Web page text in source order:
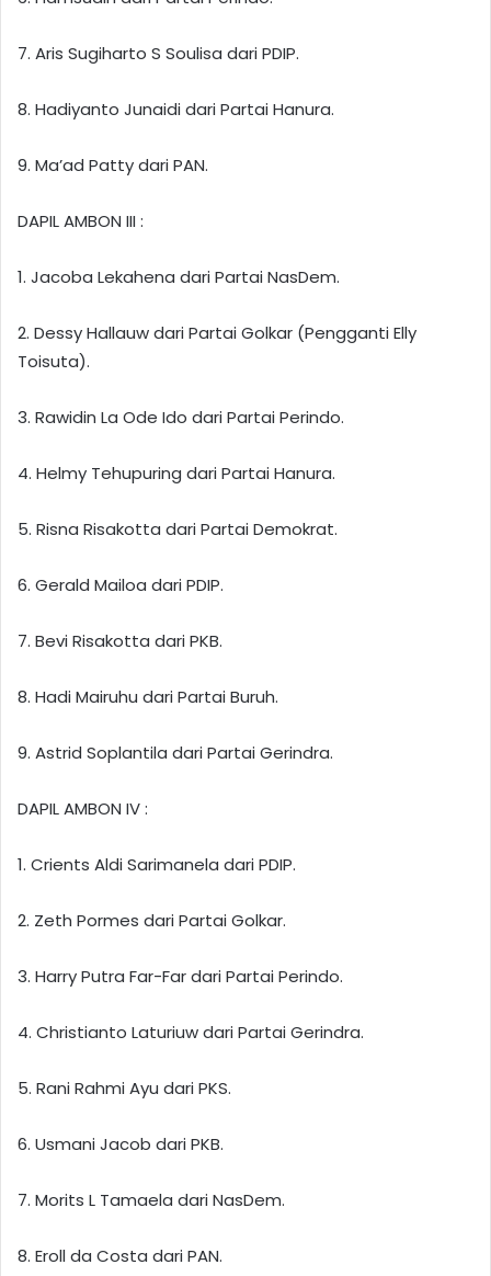
7. Aris Sugiharto S Soulisa dari PDIP.
8. Hadiyanto Junaidi dari Partai Hanura.
9. Ma’ad Patty dari PAN.
DAPIL AMBON III :
1. Jacoba Lekahena dari Partai NasDem.
2. Dessy Hallauw dari Partai Golkar (Pengganti Elly
Toisuta).
3. Rawidin La Ode Ido dari Partai Perindo.
4. Helmy Tehupuring dari Partai Hanura.
5. Risna Risakotta dari Partai Demokrat.
6. Gerald Mailoa dari PDIP.
7. Bevi Risakotta dari PKB.
8. Hadi Mairuhu dari Partai Buruh.
9. Astrid Soplantila dari Partai Gerindra.
DAPIL AMBON IV :
1. Crients Aldi Sarimanela dari PDIP.
2. Zeth Pormes dari Partai Golkar.
3. Harry Putra Far-Far dari Partai Perindo.
4. Christianto Laturiuw dari Partai Gerindra.
5. Rani Rahmi Ayu dari PKS.
6. Usmani Jacob dari PKB.
7. Morits L Tamaela dari NasDem.
8. Eroll da Costa dari PAN.